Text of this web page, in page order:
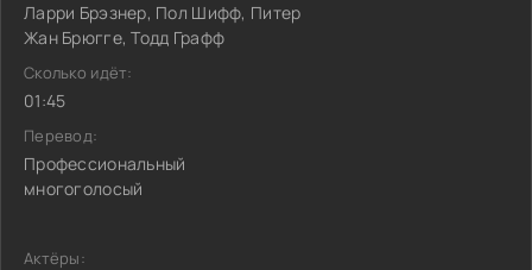
Ларри Брэзнер, Пол Шифф, Питер
Жан Брюгге, Тодд Графф
Сколько идёт:
01:45
Перевод:
Профессиональный
многоголосый
Актёры: